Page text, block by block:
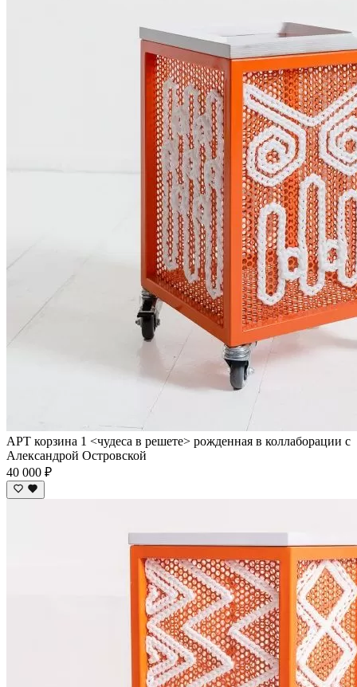
АРТ корзина 1 <чудеса в решете> рожденная в коллаборации с
Александрой Островской
40 000 ₽